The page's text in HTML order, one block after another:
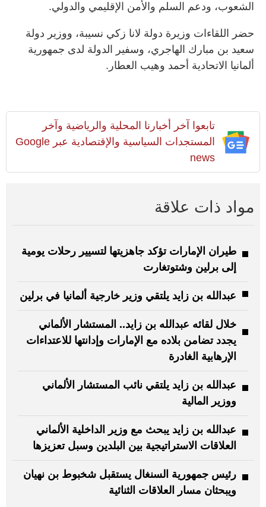
الشعوب، ودعم السلم والأمن الإقليمي والدولي.
حضر اللقاءات وزيرة دولة لانا زكي نسيبة، ووزير دولة
سعيد بن مبارك الهاجري، وسفير الدولة لدى جمهورية
ألمانيا الاتحادية أحمد وهيب العطار.
تابعوا آخر أخبارنا المحلية والرياضية وآخر
المستجدات السياسية والإقتصادية عبر Google
news
مواد ذات علاقة
طيران الإمارات تؤكد جاهزيتها لتسيير رحلات يومية
إلى برلين وشتوتغارت
عبدالله بن زايد يلتقي وزير خارجية ألمانيا في برلين
خلال لقائه عبدالله بن زايد.. المستشار الألماني
يجدد تضامن بلاده مع الإمارات وإدانتها للاعتداءات
الإرهابية الغادرة
عبدالله بن زايد يلتقي نائب المستشار الألماني
ووزير المالية
عبدالله بن زايد يبحث مع وزير الداخلية الألماني
العلاقات الاستراتيجية بين البلدين وسبل تعزيزها
رئيس جمهورية السنغال يستقبل شخبوط بن نهيان
ويبحثان مسار العلاقات الثنائية